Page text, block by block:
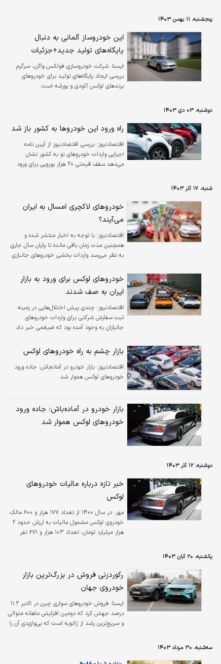
پنجشنبه، ۱۱ بهمن ۱۴۰۳
این خودروساز آلمانی به دنبال
پایگاه‌های تولید جدید+جزئیات
ايسنا: شرکت خودروسازی فولکس‌ واگن، سرگرم
بررسی ایجاد پایگاه‌های تولید برای خودروهای
برندهای لوکس آئودی و پورشه است.
دوشنبه، ۰۳ دی ۱۴۰۳
راه ورود این خودروها به کشور باز شد
اقتصادنیوز: بررسی اقتصادنیوز از آیین نامه
اجرایی واردات خودروهای نو به کشور نشان
می‌دهد سقف قیمتی ۲۰ هزار یورویی برای ورود
شنبه، ۱۷ آذر ۱۴۰۳
خودروهای لاکچری امسال به ایران
می‌آیند؟
اقتصادنیوز: با توجه به اخبار منتشر شده و
همچنین مدت زمان باقی مانده تا پایان سال جاری
به نظر می‌رسد واردات بخشی خودروهای جانبازی
بازار خودرو باشیم.
خودروهای لوکس برای ورود به بازار
ایران به صف شدند
اقتصادنیوز: چندی پیش اختلال‌هایی در زمینه
ثبت سفارش شرکتی برای واردات خودروهای
جانبازان به وجود آمده بود که ضیغمی خبر داد
زمینه واردات خودروهای جانبازی فعال هستند
می‌توانند نسبت به ثبت سفارش اقدام کنند.
بازار چشم به راه خودروهای لوکس
اقتصادنیوز: بازار خودرو در آماده‌باش؛ جاده ورود
خودروهای لوکس هموار شد.
بازار خودرو در آماده‌باش؛ جاده ورود
خودروهای لوکس هموار شد
دوشنبه، ۱۲ آذر ۱۴۰۳
خبر تازه درباره مالیات خودروهای
لوکس
مهر:
در سال ۱۴۰۰ از تعداد ۱۷۷ هزار و ۶۰۰ مالک
خودروی لوکس مشمول مالیات به ارزش حدود ۲
هزار میلیارد تومان، تعداد ۱۰۳ هزار و ۶۷۱ نفر
نفر (۴۴ درصد) نسبت به پرداخت مالیات خود
اقدام کردند.
یکشنبه، ۲۰ آبان ۱۴۰۳
رکوردزنی فروش در بزرگ‌ترین بازار
خودروی جهان
ايسنا:
فروش خودروهای سواری چین در اکتبر ۱۱.۲
درصد جهش کرد که دومین افزایش ماهانه متوالی
و سریع‌ترین رشد از ژانویه است که بی‌وای‌دی آن را
سه‌شنبه، ۳۰ مرداد ۱۴۰۳